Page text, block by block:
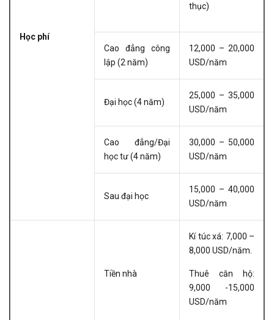
Học phí
thục)
Cao đẳng công
lập (2 năm)
12,000 – 20,000
USD/năm
Đại học (4 năm)
25,000 – 35,000
USD/năm
Cao đẳng/Đại
học tư (4 năm)
30,000 – 50,000
USD/năm
Sau đại học
15,000 – 40,000
USD/năm
Tiền nhà
Kí túc xá: 7,000 –
8,000 USD/năm.
Thuê căn hộ:
9,000 -15,000
USD/năm